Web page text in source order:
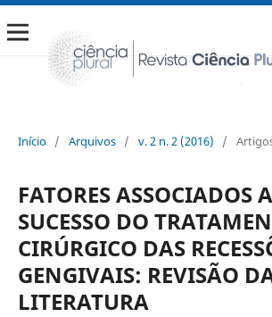
Início / Arquivos / v. 2 n. 2 (2016) /
FATORES ASSOCIADOS
SUCESSO DO
CIRÚRGICO DAS
GENGIVAIS: REVISÃO
LITERATURA